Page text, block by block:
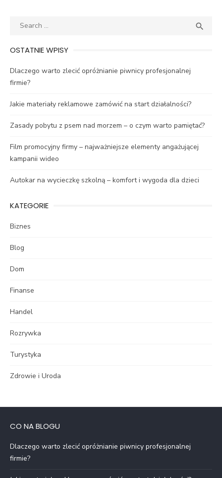
Search

OSTATNIE WPISY
Dlaczego warto zlecić opróżnianie piwnicy profesjonalnej
firmie?
Jakie materiały reklamowe zamówić na start działalności?
Zasady pobytu z psem nad morzem – o czym warto pamiętać?
Film promocyjny firmy – najważniejsze elementy angażującej
kampanii wideo
Autokar na wycieczkę szkolną – komfort i wygoda dla dzieci
KATEGORIE
Biznes
Blog
Dom
Finanse
Handel
Rozrywka
Turystyka
Zdrowie i Uroda
CO NA BLOGU
Dlaczego warto zlecić opróżnianie piwnicy profesjonalnej
firmie?